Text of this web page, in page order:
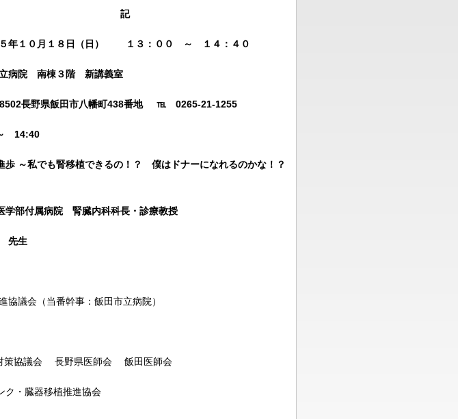
１０月１８日（日） １３：００ ～ １４：４０
院 南棟３階 新講義室
飯田市八幡町438番地 ℡ 0265-21-1255
14:40
歩 ～私でも腎移植できるの！？ 僕はドナーになれるのかな！？
病院 腎臓内科科長・診療教授
生
議会（当番幹事：飯田市立病院）
策協議会 長野県医師会 飯田医師会
・臓器移植推進協会